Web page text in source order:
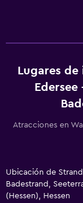
Baño privado
Habitaciones
Vista al lago
Alfombrado
Lugares de
Edersee
Atracciones en
Ubicación de
Badestrand,
(Hessen), Hessen